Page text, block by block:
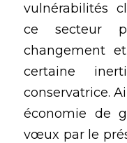
vulnérabilités
ce secteur
changement
certaine
conservatrice.
économie de
vœux par le